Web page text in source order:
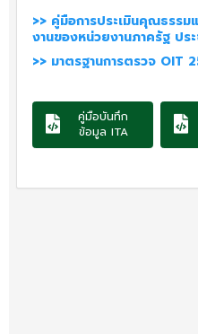
>> คู่มือการประเมินคุณธรรม
งานของหน่วยงานภาครัฐ ป
>> มาตรฐานการตรวจ OIT
คู่มือบันทึก
ข้อมูล ITA